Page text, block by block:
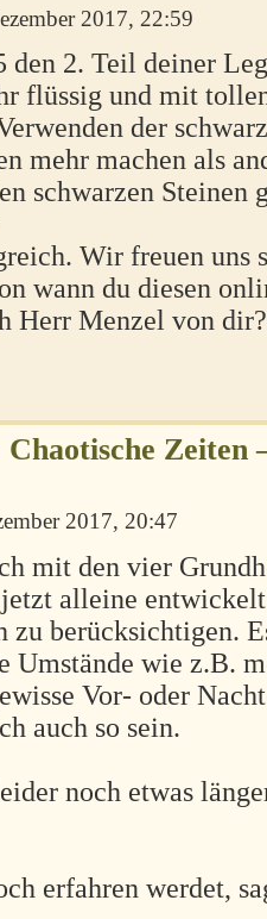
2017, 22:59
den 2. Teil deiner
flüssig und mit
der
mehr machen als
schwarzen Steinen
Wir freuen uns
wann du diesen
Herr Menzel von
Zeiten
2017, 20:47
mit den vier
alleine
zu berücksichtigen.
Umstände wie z.B.
Vor- oder
auch so sein.
noch etwas
erfahren werdet,